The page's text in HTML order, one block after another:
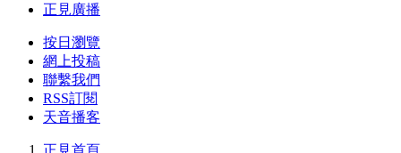
正見廣播
按日瀏覽
網上投稿
聯繫我們
RSS訂閱
天音播客
正見首頁